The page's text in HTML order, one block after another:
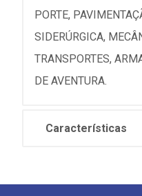
PORTE,
SIDERÚRGICA,
TRANSPORTES,
DE AVENTURA.
Características